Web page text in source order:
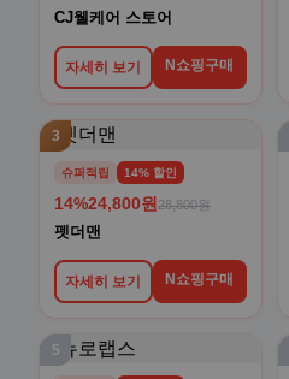
CJ웰케어 스토어
자세히 보기 N쇼핑구매
3
슈퍼적립 14% 할인
14%24,800원 28,800원
펫더맨
자세히 보기 N쇼핑구매
5